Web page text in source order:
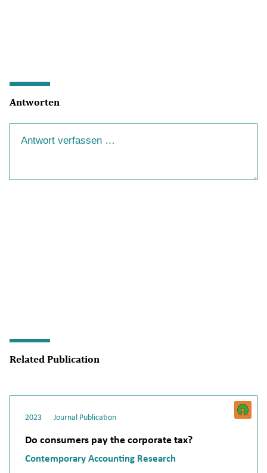
Antworten
Related Publication
Do consumers pay the corporate tax?
Contemporary Accounting Research
2023 Journal Publication